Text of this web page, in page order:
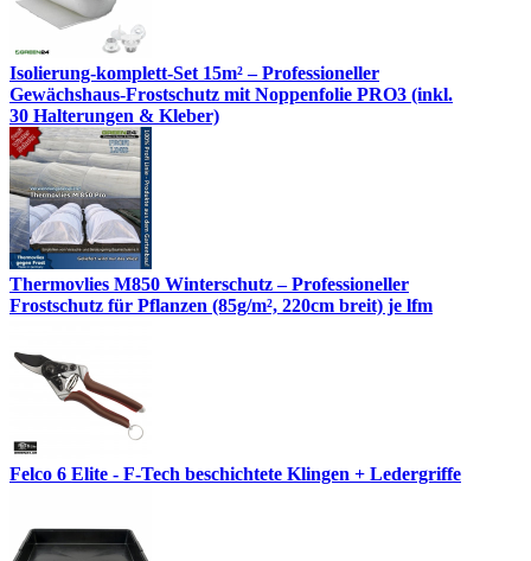
Isolierung-komplett-Set 15m² – Professioneller
Gewächshaus-Frostschutz mit Noppenfolie PRO3 (inkl.
30 Halterungen & Kleber)
Thermovlies M850 Winterschutz – Professioneller
Frostschutz für Pflanzen (85g/m², 220cm breit) je lfm
Felco 6 Elite - F-Tech beschichtete Klingen + Ledergriffe